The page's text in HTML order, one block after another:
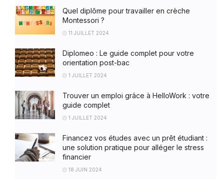
Quel diplôme pour travailler en crèche
Montessori ?
11 JUILLET 2024
Diplomeo : Le guide complet pour votre
orientation post-bac
1 JUILLET 2024
Trouver un emploi grâce à HelloWork : votre
guide complet
1 JUILLET 2024
Financez vos études avec un prêt étudiant :
une solution pratique pour alléger le stress
financier
18 JUIN 2024